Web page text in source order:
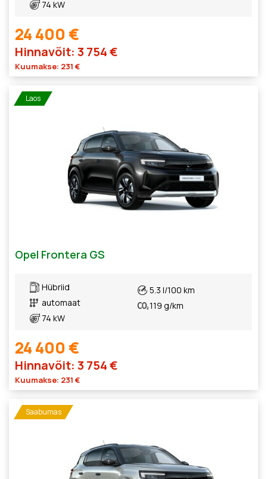
74 kW
24 400 €
Hinnavõit: 3 754 €
Kuumakse: 231 €
Laos
Opel Frontera GS
Hübriid
automaat
74 kW
5.3 l/100 km
119 g/km
24 400 €
Hinnavõit: 3 754 €
Kuumakse: 231 €
Saabumas